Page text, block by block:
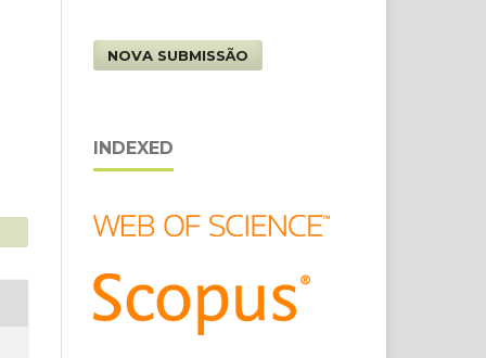
NOVA SUBMISSÃO
INDEXED